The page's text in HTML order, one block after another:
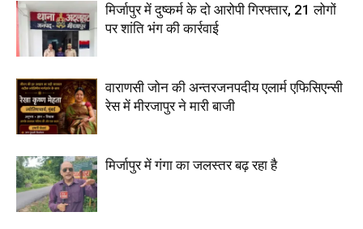
मिर्जापुर में दुष्कर्म के दो आरोपी गिरफ्तार, 21 लोगों
पर शांति भंग की कार्रवाई
वाराणसी जोन की अन्तरजनपदीय एलार्म एफिसिएन्सी
रेस में मीरजापुर ने मारी बाजी
मिर्जापुर में गंगा का जलस्तर बढ़ रहा है